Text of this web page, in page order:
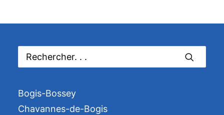
Bogis-Bossey
Chavannes-de-Bogis